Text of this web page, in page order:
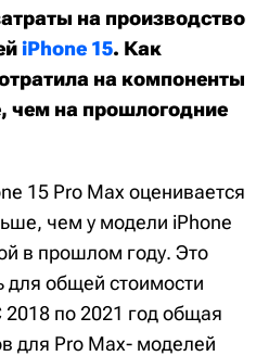
на производство
iPhone 15. Как
на компоненты
чем на прошлогодние
15 Pro Max оценивается
чем у модели iPhone
в прошлом году. Это
для общей стоимости
по 2021 год общая
для Pro Max- моделей